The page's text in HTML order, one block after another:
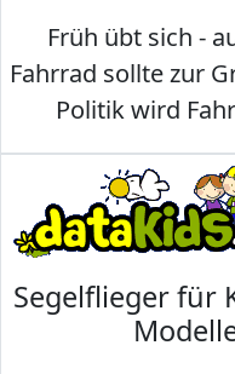
Früh übt sich -
Fahrrad sollte zur
Politik wird
Segelflieger für